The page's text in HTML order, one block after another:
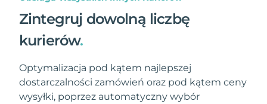
Zintegruj dowolną liczbę
kurierów.
Optymalizacja pod kątem najlepszej
dostarczalności zamówień oraz pod kątem ceny
wysyłki, poprzez automatyczny wybór